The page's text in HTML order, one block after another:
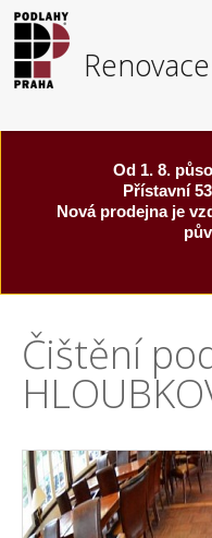
Od 1. 8.
Přístavní
Nová prodejna je
Čištění